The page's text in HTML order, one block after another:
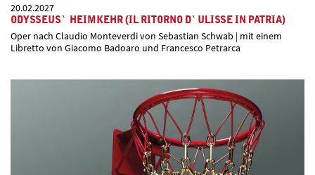
20.02.2027
ODYSSEUS` HEIMKEHR (IL RITORNO D`ULISSE IN PATRIA)
Oper nach Claudio Monteverdi von Sebastian Schwab | mit einem
Libretto von Giacomo Badoaro und Francesco Petrarca